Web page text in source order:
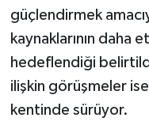
güçlendirmek
kaynaklarının daha
hedeflendiği
ilişkin görüşmeler
kentinde sürüyor.